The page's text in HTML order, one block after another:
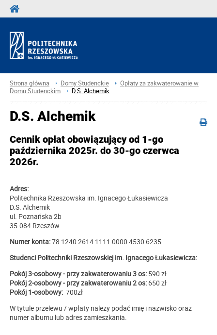
Strona główna Domy Studenckie
Opłaty za zakwaterowanie w
Domu Studenckim
D.S. Alchemik
D.S. Alchemik
Cennik opłat obowiązujący od 1-go
października 2025r. do 30-go czerwca
2026r.
Adres:
Politechnika Rzeszowska im. Ignacego Łukasiewicza
D.S. Alchemik
ul. Poznańska 2b
35-084 Rzeszów
Numer konta:78 1240 2614 1111 0000 4530 6235
Studenci Politechniki Rzeszowskiej im. Ignacego Łukasiewicza:
Pokój 3-osobowy - przy zakwaterowaniu 3 os: 590 zł
Pokój 2-osobowy - przy zakwaterowaniu 2 os: 650 zł
Pokój 1-osobowy: 700zł
W tytule przelewu / wpłaty należy podać imię i nazwisko oraz
numer albumu lub adres zamieszkania.